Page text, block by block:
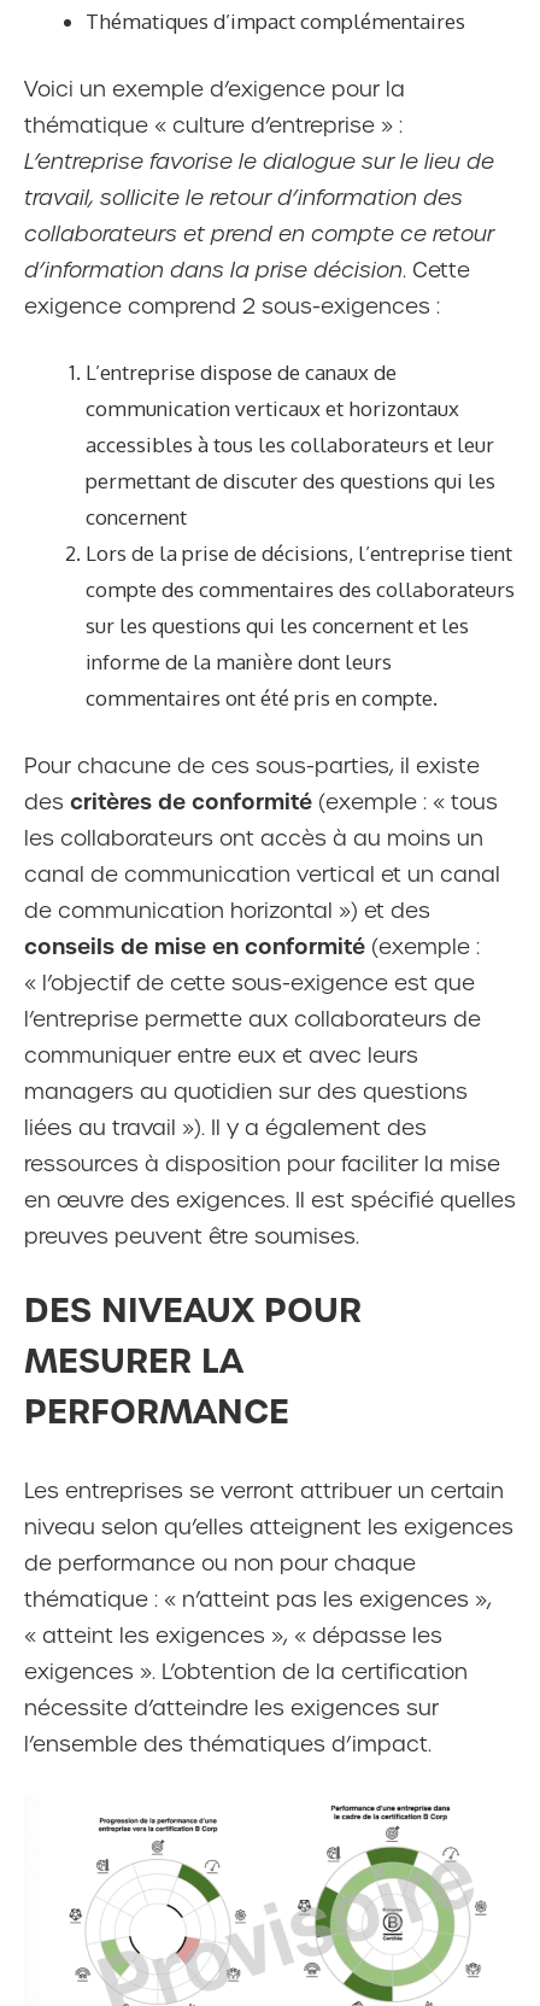
Thématiques d’impact complémentaires
Voici un exemple d’exigence pour la
thématique « culture d’entreprise » :
L’entreprise favorise le dialogue sur le lieu de
travail, sollicite le retour d’information des
collaborateurs et prend en compte ce retour
d’information dans la prise décision. Cette
exigence comprend 2 sous-exigences :
L’entreprise dispose de canaux de
communication verticaux et horizontaux
accessibles à tous les collaborateurs et leur
permettant de discuter des questions qui les
concernent
Lors de la prise de décisions, l’entreprise tient
compte des commentaires des collaborateurs
sur les questions qui les concernent et les
informe de la manière dont leurs
commentaires ont été pris en compte.
Pour chacune de ces sous-parties, il existe
des critères de conformité (exemple : « tous
les collaborateurs ont accès à au moins un
canal de communication vertical et un canal
de communication horizontal ») et des
conseils de mise en conformité (exemple :
« l’objectif de cette sous-exigence est que
l’entreprise permette aux collaborateurs de
communiquer entre eux et avec leurs
managers au quotidien sur des questions
liées au travail »). Il y a également des
ressources à disposition pour faciliter la mise
en œuvre des exigences. Il est spécifié quelles
preuves peuvent être soumises.
DES NIVEAUX POUR
MESURER LA
PERFORMANCE
Les entreprises se verront attribuer un certain
niveau selon qu’elles atteignent les exigences
de performance ou non pour chaque
thématique : « n’atteint pas les exigences »,
« atteint les exigences », « dépasse les
exigences ». L’obtention de la certification
nécessite d’atteindre les exigences sur
l’ensemble des thématiques d’impact.